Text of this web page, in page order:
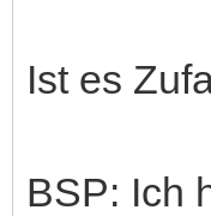
Ist es
BSP: Ich